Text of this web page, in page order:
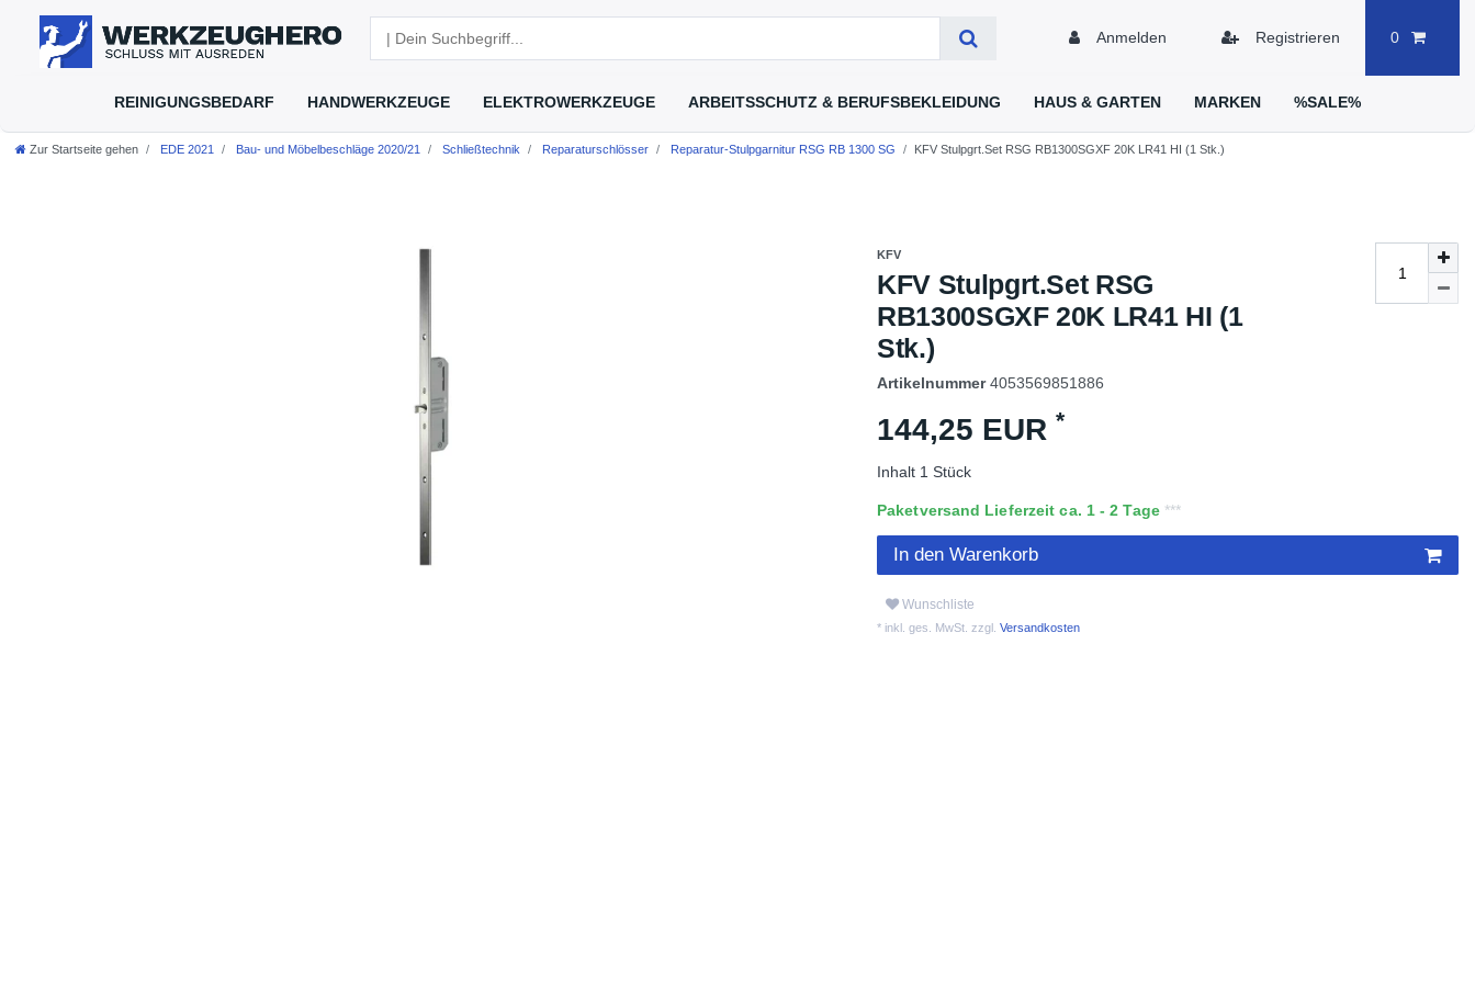
Anmelden Registrieren 0
REINIGUNGSBEDARF HANDWERKZEUGE ELEKTROWERKZEUGE ARBEITSSCHUTZ & BERUFSBEKLEIDUNG HAUS & GARTEN MARKEN %SALE%
Zur Startseite gehen EDE 2021 Bau- und Möbelbeschläge 2020/21 Schließtechnik Reparaturschlösser Reparatur-Stulpgarnitur RSG RB 1300 SG KFV Stulpgrt.Set RSG RB1300SGXF 20K LR41 HI (1 Stk.)
KFV
KFV Stulpgrt.Set RSG
RB1300SGXF 20K LR41 HI (1
Stk.)
Artikelnummer4053569851886
144,25 EUR *
Inhalt 1 Stück
Paketversand Lieferzeit ca. 1 - 2 Tage
In den Warenkorb
Wunschliste
* inkl. ges. MwSt. zzgl. Versandkosten